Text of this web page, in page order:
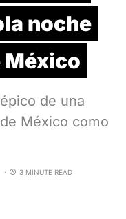
noche
México
de una
México como
3 MINUTE READ